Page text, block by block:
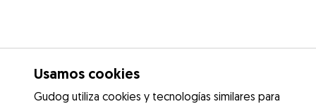
Usamos cookies
Gudog utiliza cookies y tecnologías similares para